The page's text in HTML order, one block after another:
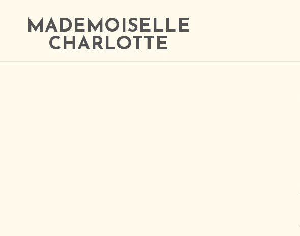
MADEMOISELLE
CHARLOTTE